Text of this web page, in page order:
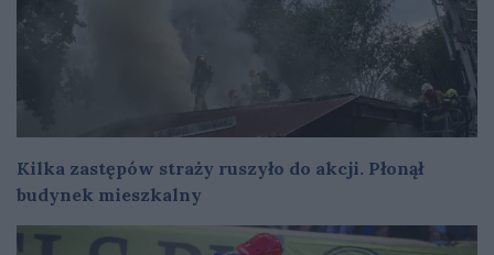
Kilka zastępów straży ruszyło do akcji. Płonął
budynek mieszkalny